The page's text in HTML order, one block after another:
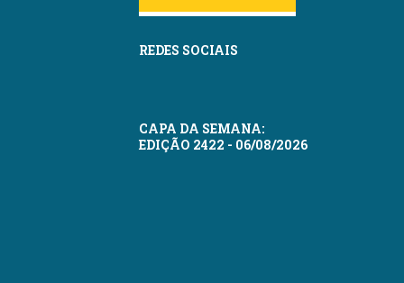
REDES SOCIAIS
CAPA DA SEMANA:
EDIÇÃO 2422 - 06/08/2026